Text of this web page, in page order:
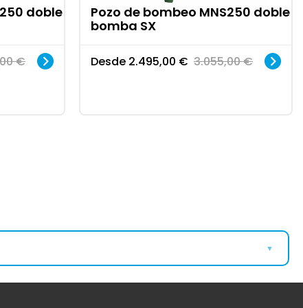
doble
€
Pozo de bombeo MNS250 doble
bomba SX
Desde 2.495,00 € 3.055,00€
▼